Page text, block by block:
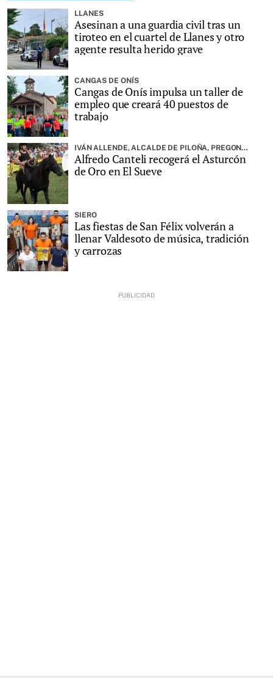
LLANES
Asesinan a una guardia civil tras un
tiroteo en el cuartel de Llanes y otro
agente resulta herido grave
CANGAS DE ONÍS
Cangas de Onís impulsa un taller de
empleo que creará 40 puestos de
trabajo
IVÁN ALLENDE, ALCALDE DE PILOÑA, PREGONARÁ LA FIESTA
Alfredo Canteli recogerá el Asturcón
de Oro en El Sueve
SIERO
Las fiestas de San Félix volverán a
llenar Valdesoto de música, tradición
y carrozas